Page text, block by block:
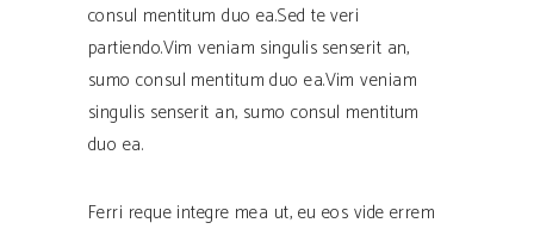
consul mentitum duo ea.Sed te veri
partiendo.Vim veniam singulis senserit an,
sumo consul mentitum duo ea.Vim veniam
singulis senserit an, sumo consul mentitum
duo ea.
Ferri reque integre mea ut, eu eos vide errem